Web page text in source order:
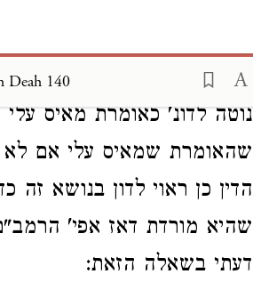
Deah 140
שהקרובי' אל החלל הם רבני
נוטה לדונ' כאומרת מאיס
שהאומרת שמאיס עלי אם
הדין כן ראוי לדון בנושא
שהיא מורדת דאז אפי'
דעתי בשאלה הזאת: